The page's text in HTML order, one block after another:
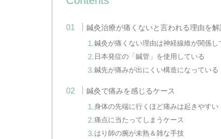
鍼灸治療が痛くないと言われる理由を
鍼灸が痛くない理由は神経線維が関係し
日本発症の「鍼管」を使用している
鍼先が痛みが出にくい構造になっている
鍼灸で痛みを感じるケース
身体の先端に行くほど痛みは起きやすい
痛点に当たってしまうケース
はり師の腕が未熟＆雑な手技